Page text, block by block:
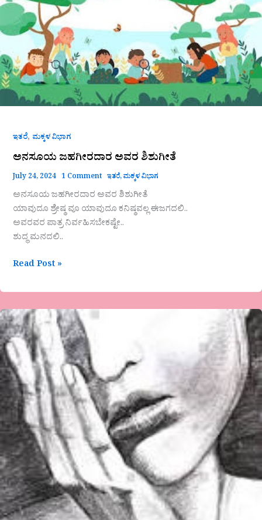
ಇತರೆ, ಮಕ್ಕಳ ವಿಭಾಗ
ಅನಸೂಯ ಜಹಗೀರದಾರ ಅವರ ಶಿಶುಗೀತೆ
July 24, 2024 1 Comment ಇತರೆ,ಮಕ್ಕಳ ವಿಭಾಗ
ಅನಸೂಯ ಜಹಗೀರದಾರ ಅವರ ಶಿಶುಗೀತೆ
ಯಾವುದೂ ಶ್ರೇಷ್ಠ ವೂ ಯಾವುದೂ ಕನಿಷ್ಠವಲ್ಲ ಈಜಗದಲಿ..
ಅವರವರ ಪಾತ್ರ ನಿರ್ವಹಿಸಬೇಕಷ್ಟೇ..
ಶುದ್ಧ ಮನದಲಿ..
ಶಿಶುಗೀತೆ
Read Post »
ಹಮೀದಾಬೇಗಂ
ದೇಸಾಯಿ
ಅವರ
ಕವಿತೆ-‘ನನಗೆ
ಹೇಳಲು
ಬಿಡಿ…’